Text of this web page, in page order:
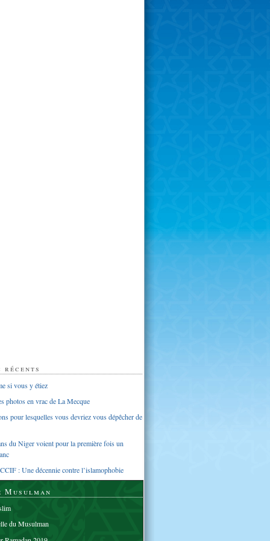
si vous y étiez
photos en vrac de La Mecque
pour lesquelles vous devriez vous dépêcher de
du Niger voient pour la première fois un
: Une décennie contre l’islamophobie
Musulman
du Musulman